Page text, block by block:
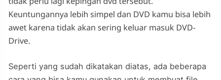
Keuntungannya lebih simpel dan DVD kamu bisa lebih
awet karena tidak akan sering keluar masuk DVD-
Drive.
Seperti yang sudah dikatakan diatas, ada beberapa